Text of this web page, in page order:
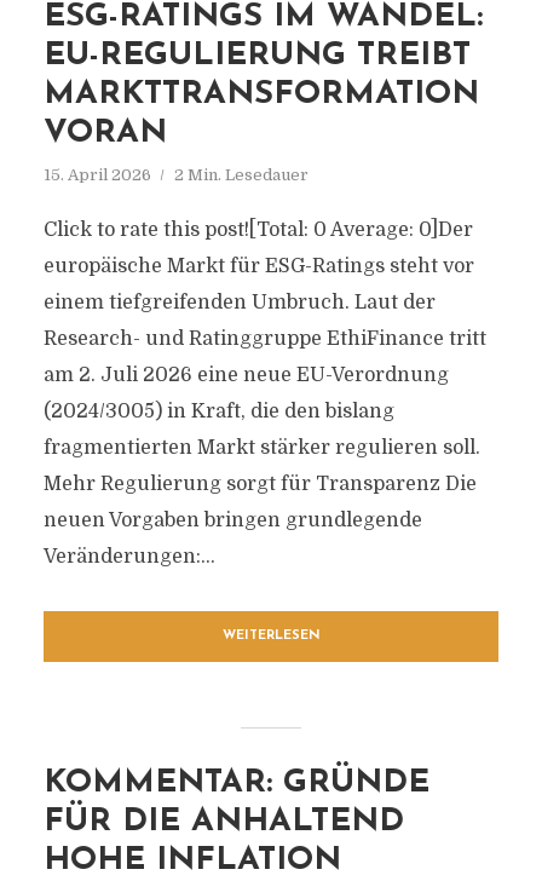
ESG-RATINGS IM WANDEL:
EU-REGULIERUNG TREIBT
MARKTTRANSFORMATION
VORAN
15. April 2026 2 Min. Lesedauer
Click to rate this post![Total: 0 Average: 0]Der
europäische Markt für ESG-Ratings steht vor
einem tiefgreifenden Umbruch. Laut der
Research- und Ratinggruppe EthiFinance tritt
am 2. Juli 2026 eine neue EU-Verordnung
(2024/3005) in Kraft, die den bislang
fragmentierten Markt stärker regulieren soll.
Mehr Regulierung sorgt für Transparenz Die
neuen Vorgaben bringen grundlegende
Veränderungen:...
WEITERLESEN
KOMMENTAR: GRÜNDE
FÜR DIE ANHALTEND
HOHE INFLATION